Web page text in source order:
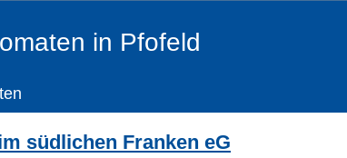
in Pfofeld
südlichen Franken eG